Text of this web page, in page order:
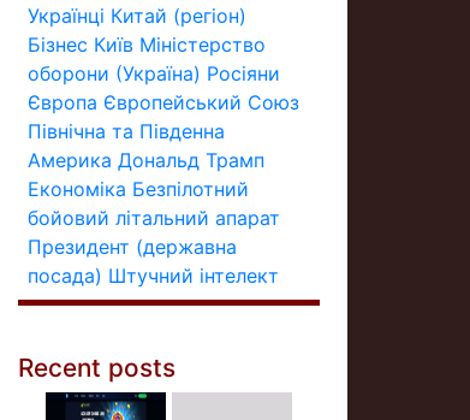
Українці Китай (регіон)
Бізнес Київ Міністерство
оборони (Україна) Росіяни
Європа Європейський Союз
Північна та Південна
Америка Дональд Трамп
Економіка Безпілотний
бойовий літальний апарат
Президент (державна
посада) Штучний інтелект
Recent posts